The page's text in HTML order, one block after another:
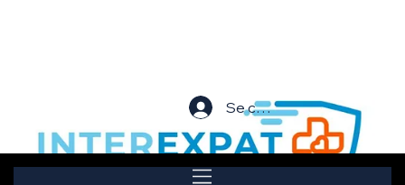
Se connecter